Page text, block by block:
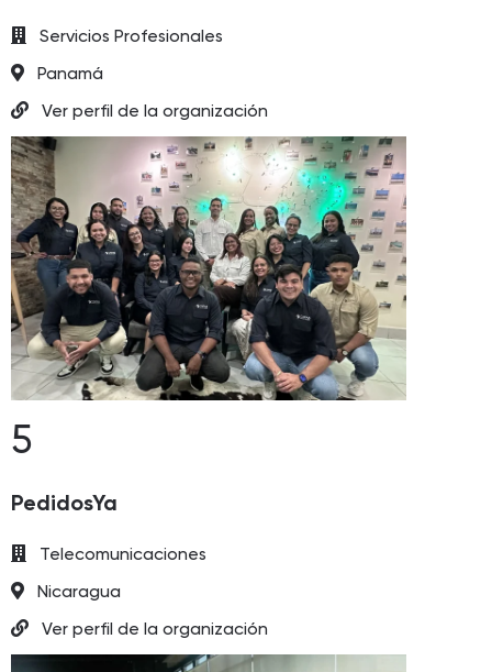
Servicios Profesionales
Panamá
Ver perfil de la organización
5
PedidosYa
Telecomunicaciones
Nicaragua
Ver perfil de la organización